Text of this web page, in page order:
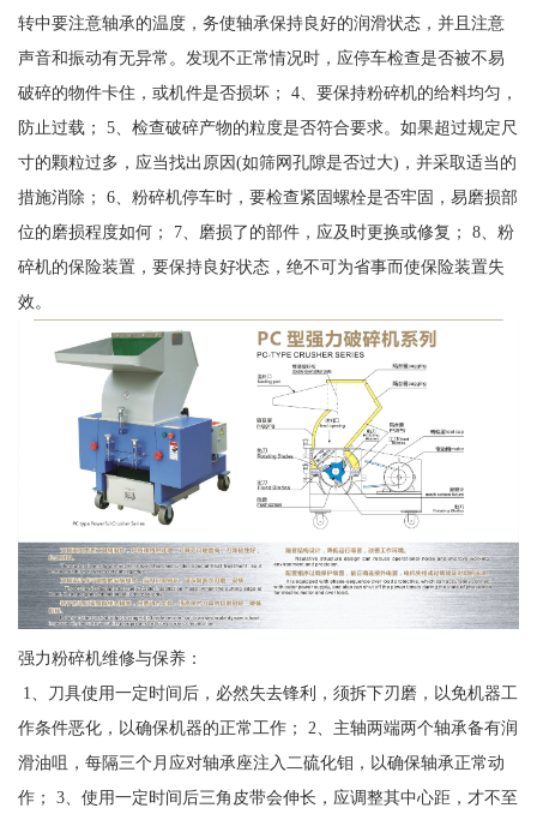
转中要注意轴承的温度，务使轴承保持良好的润滑状态，并且注意
声音和振动有无异常。发现不正常情况时，应停车检查是否被不易
破碎的物件卡住，或机件是否损坏； 4、要保持粉碎机的给料均匀，
防止过载； 5、检查破碎产物的粒度是否符合要求。如果超过规定尺
寸的颗粒过多，应当找出原因(如筛网孔隙是否过大)，并采取适当的
措施消除； 6、粉碎机停车时，要检查紧固螺栓是否牢固，易磨损部
位的磨损程度如何； 7、磨损了的部件，应及时更换或修复； 8、粉
碎机的保险装置，要保持良好状态，绝不可为省事而使保险装置失
效。
强力粉碎机维修与保养：
1、刀具使用一定时间后，必然失去锋利，须拆下刃磨，以免机器工
作条件恶化，以确保机器的正常工作； 2、主轴两端两个轴承备有润
滑油咀，每隔三个月应对轴承座注入二硫化钼，以确保轴承正常动
作； 3、使用一定时间后三角皮带会伸长，应调整其中心距，才不至